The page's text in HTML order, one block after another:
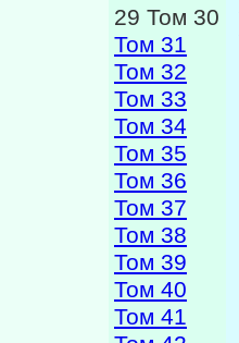
29 Том 30
Том 31
Том 32
Том 33
Том 34
Том 35
Том 36
Том 37
Том 38
Том 39
Том 40
Том 41